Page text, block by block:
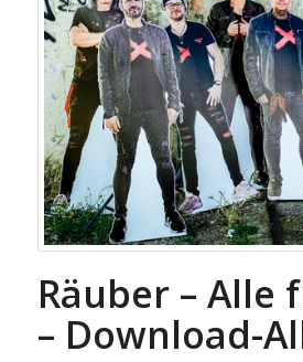
Räuber – Alle
– Download-